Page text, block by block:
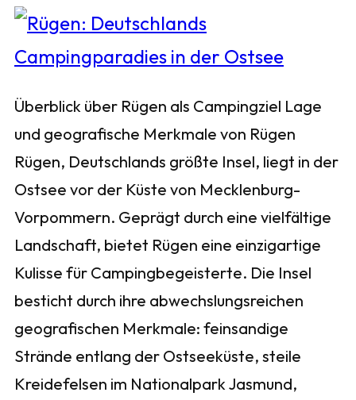
Überblick über Rügen als Campingziel Lage
und geografische Merkmale von Rügen
Rügen, Deutschlands größte Insel, liegt in der
Ostsee vor der Küste von Mecklenburg-
Vorpommern. Geprägt durch eine vielfältige
Landschaft, bietet Rügen eine einzigartige
Kulisse für Campingbegeisterte. Die Insel
besticht durch ihre abwechslungsreichen
geografischen Merkmale: feinsandige
Strände entlang der Ostseeküste, steile
Kreidefelsen im Nationalpark Jasmund,